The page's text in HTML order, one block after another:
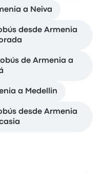
a Neiva
desde Armenia
de Armenia a
a Medellin
desde Armenia